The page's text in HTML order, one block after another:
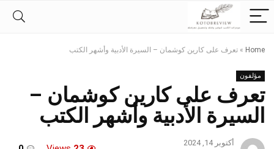
Home
» تعرف على كارين كوشمان – السيرة الأدبية وأشهر الكتب
مؤلفون
تعرف على كارين كوشمان –
السيرة الأدبية وأشهر الكتب
أكتوبر 14, 2024